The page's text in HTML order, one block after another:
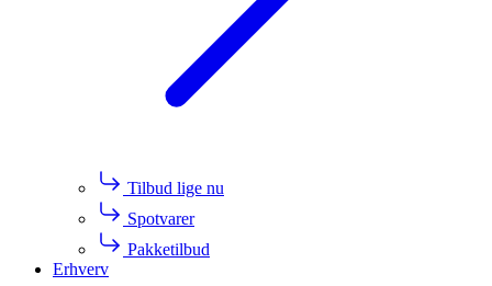
Tilbud lige nu
Spotvarer
Pakketilbud
Erhverv